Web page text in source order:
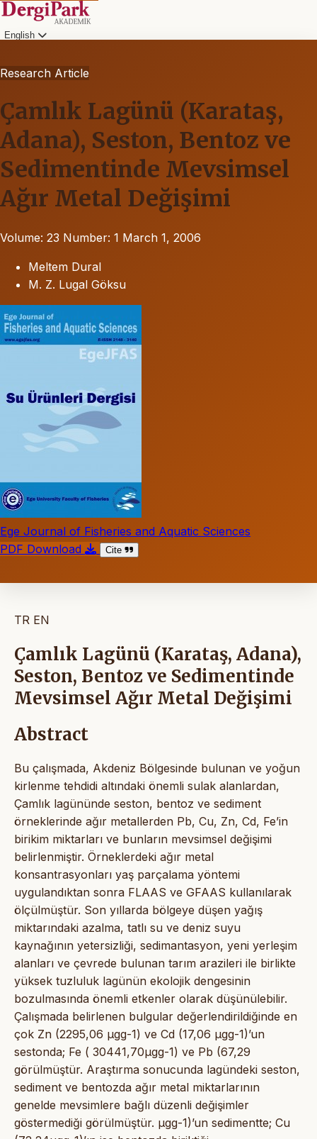
English
Research Article
Çamlık Lagünü (Karataş,
Adana), Seston, Bentoz ve
Sedimentinde Mevsimsel
Ağır Metal Değişimi
Volume: 23 Number: 1 March 1, 2006
Meltem Dural
M. Z. Lugal Göksu
Ege Journal of Fisheries and Aquatic Sciences
PDF Download
Cite
TR EN
Çamlık Lagünü (Karataş, Adana),
Seston, Bentoz ve Sedimentinde
Mevsimsel Ağır Metal Değişimi
Abstract
Bu çalışmada, Akdeniz Bölgesinde bulunan ve yoğun
kirlenme tehdidi altındaki önemli sulak alanlardan,
Çamlık lagününde seston, bentoz ve sediment
örneklerinde ağır metallerden Pb, Cu, Zn, Cd, Fe’in
birikim miktarları ve bunların mevsimsel değişimi
belirlenmiştir. Örneklerdeki ağır metal
konsantrasyonları yaş parçalama yöntemi
uygulandıktan sonra FLAAS ve GFAAS kullanılarak
ölçülmüştür. Son yıllarda bölgeye düşen yağış
miktarındaki azalma, tatlı su ve deniz suyu
kaynağının yetersizliği, sedimantasyon, yeni yerleşim
alanları ve çevrede bulunan tarım arazileri ile birlikte
yüksek tuzluluk lagünün ekolojik dengesinin
bozulmasında önemli etkenler olarak düşünülebilir.
Çalışmada belirlenen bulgular değerlendirildiğinde en
çok Zn (2295,06 µgg-1) ve Cd (17,06 µgg-1)’un
sestonda; Fe ( 30441,70µgg-1) ve Pb (67,29
görülmüştür. Araştırma sonucunda lagündeki seston,
sediment ve bentozda ağır metal miktarlarının
genelde mevsimlere bağlı düzenli değişimler
göstermediği görülmüştür. µgg-1)’un sedimentte; Cu